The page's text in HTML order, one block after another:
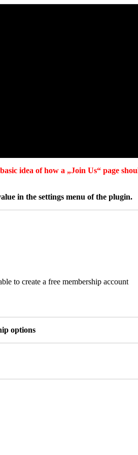
idea of how a „Join Us“ page
in the settings menu of the plugin.
to create a free membership account
options